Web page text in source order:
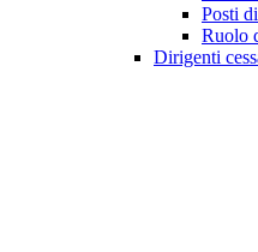
Posti
Ruolo
Dirigenti